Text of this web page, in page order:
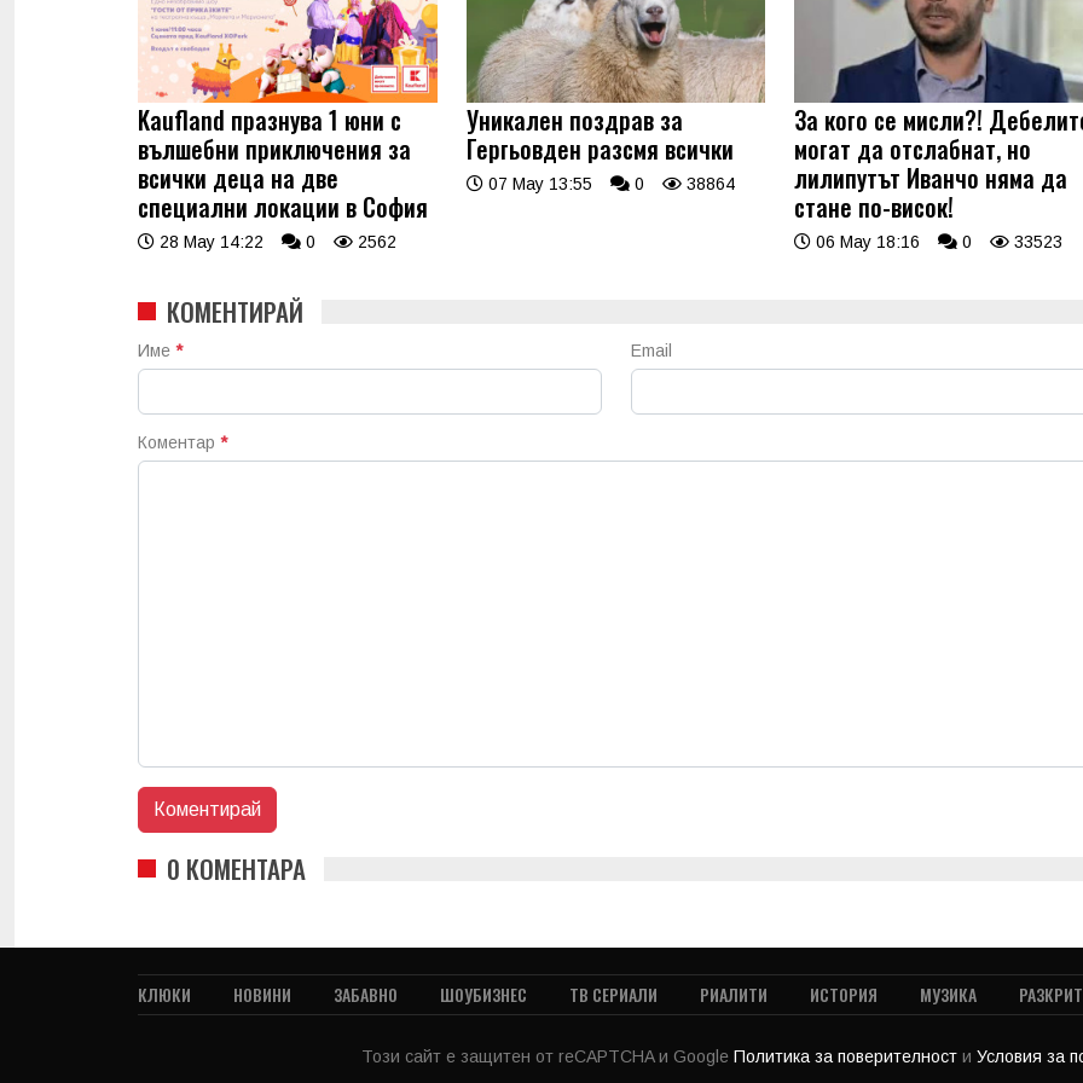
Kaufland празнува 1 юни с
вълшебни приключения за
всички деца на две
специални локации в София
28 May 14:22 0 2562
Уникален поздрав за
Гергьовден разсмя всички
07 May 13:55 0 38864
За кого се мисли?!
могат да отслабнат, но
лилипутът Иванчо няма да
стане по-висок!
06 May 18:16 0 33523
КОМЕНТИРАЙ
Име * Email
Коментар *
0 КОМЕНТАРА
КЛЮКИ НОВИНИ ЗАБАВНО ШОУБИЗНЕС ТВ СЕРИАЛИ РИАЛИТИ ИСТОРИЯ МУЗИКА
Този сайт е защитен от reCAPTCHA и Google Политика за поверителност и Условия за